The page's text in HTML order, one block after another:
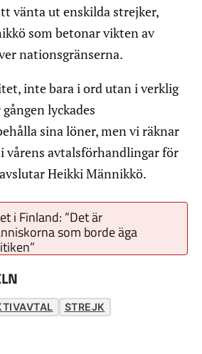
vänta ut enskilda strejker,
som betonar vikten av
nationsgränserna.
inte bara i ord utan i verklig
lyckades
sina löner, men vi räknar
vårens avtalsförhandlingar för
Heikki Männikkö.
i Finland: ”Det är
som borde äga
STREJK